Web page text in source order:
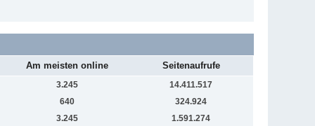
Am meisten online Seitenaufrufe
3.245
14.411.517
640
324.924
3.245
1.591.274